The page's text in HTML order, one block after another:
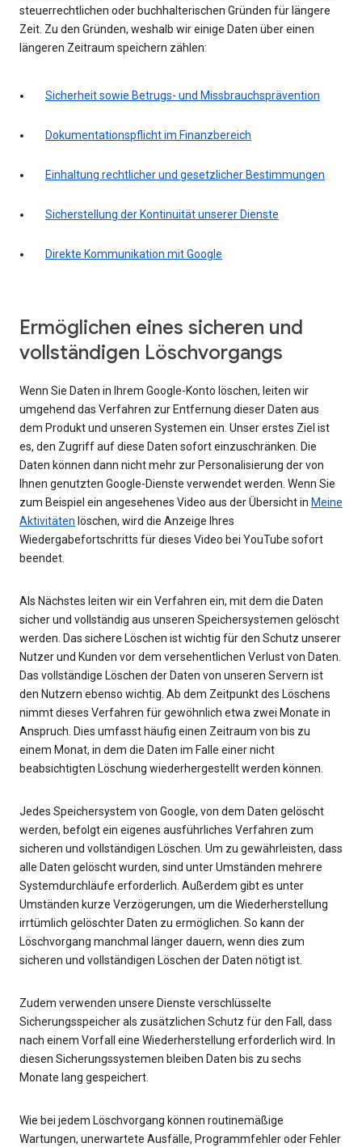
steuerrechtlichen oder buchhalterischen Gründen für längere
Zeit. Zu den Gründen, weshalb wir einige Daten über einen
längeren Zeitraum speichern zählen:
Sicherheit sowie Betrugs- und Missbrauchsprävention
Dokumentationspflicht im Finanzbereich
Einhaltung rechtlicher und gesetzlicher Bestimmungen
Sicherstellung der Kontinuität unserer Dienste
Direkte Kommunikation mit Google
Ermöglichen eines sicheren und
vollständigen Löschvorgangs
Wenn Sie Daten in Ihrem Google-Konto löschen, leiten wir
umgehend das Verfahren zur Entfernung dieser Daten aus
dem Produkt und unseren Systemen ein. Unser erstes Ziel ist
es, den Zugriff auf diese Daten sofort einzuschränken. Die
Daten können dann nicht mehr zur Personalisierung der von
Ihnen genutzten Google-Dienste verwendet werden. Wenn Sie
zum Beispiel ein angesehenes Video aus der Übersicht in Meine
Aktivitäten löschen, wird die Anzeige Ihres
Wiedergabefortschritts für dieses Video bei YouTube sofort
beendet.
Als Nächstes leiten wir ein Verfahren ein, mit dem die Daten
sicher und vollständig aus unseren Speichersystemen gelöscht
werden. Das sichere Löschen ist wichtig für den Schutz unserer
Nutzer und Kunden vor dem versehentlichen Verlust von Daten.
Das vollständige Löschen der Daten von unseren Servern ist
den Nutzern ebenso wichtig. Ab dem Zeitpunkt des Löschens
nimmt dieses Verfahren für gewöhnlich etwa zwei Monate in
Anspruch. Dies umfasst häufig einen Zeitraum von bis zu
einem Monat, in dem die Daten im Falle einer nicht
beabsichtigten Löschung wiederhergestellt werden können.
Jedes Speichersystem von Google, von dem Daten gelöscht
werden, befolgt ein eigenes ausführliches Verfahren zum
sicheren und vollständigen Löschen. Um zu gewährleisten, dass
alle Daten gelöscht wurden, sind unter Umständen mehrere
Systemdurchläufe erforderlich. Außerdem gibt es unter
Umständen kurze Verzögerungen, um die Wiederherstellung
irrtümlich gelöschter Daten zu ermöglichen. So kann der
Löschvorgang manchmal länger dauern, wenn dies zum
sicheren und vollständigen Löschen der Daten nötigt ist.
Zudem verwenden unsere Dienste verschlüsselte
Sicherungsspeicher als zusätzlichen Schutz für den Fall, dass
nach einem Vorfall eine Wiederherstellung erforderlich wird. In
diesen Sicherungssystemen bleiben Daten bis zu sechs
Monate lang gespeichert.
Wie bei jedem Löschvorgang können routinemäßige
Wartungen, unerwartete Ausfälle, Programmfehler oder Fehler